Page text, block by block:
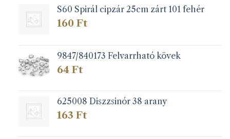
S60 Spirál cipzár 25cm zárt 101 fehér
160 Ft
9847/840173 Felvarrható kövek
64 Ft
625008 Diszzsinór 38 arany
163 Ft